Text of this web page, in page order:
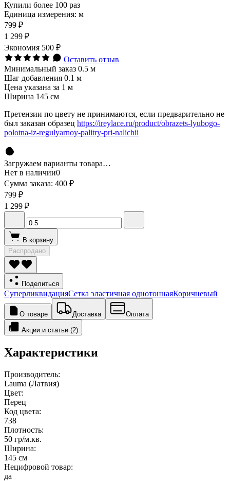
Купили более 100 раз
Единица измерения: м
799 ₽
1 299 ₽
Экономия 500 ₽
Оставить отзыв
Минимальный заказ 0.5 м
Шаг добавления 0.1 м
Цена указана за 1 м
Ширина 145 см
Претензии по цвету не принимаются, если предварительно не
был заказан образец https://ireylace.ru/product/obrazets-lyubogo-
polotna-iz-regulyarnoy-palitry-pri-nalichii
Загружаем варианты товара…
Нет в наличии0
Сумма заказа: 400 ₽
799 ₽
1 299 ₽
В корзину
Распродано
Поделиться
СуперликвидацияСетка эластичная однотоннаяКоричневый
О товаре Доставка Оплата
Акции и статьи (2)
Характеристики
Производитель:
Lauma (Латвия)
Цвет:
Перец
Код цвета:
738
Плотность:
50 гр/м.кв.
Ширина:
145 см
Нецифровой товар:
да